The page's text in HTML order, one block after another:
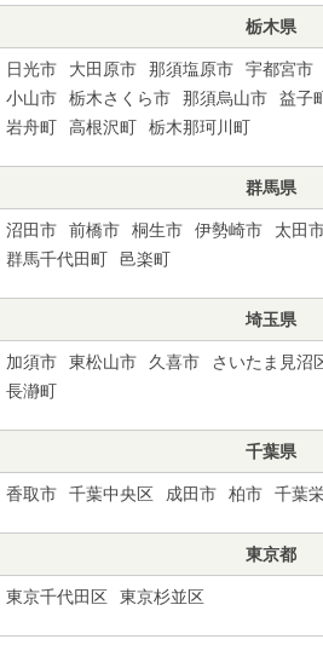
栃木県
日光市 大田原市 那須塩原市 宇都宮市
小山市
栃木さくら市 那須烏山市 益子
岩舟町
高根沢町 栃木那珂川町
群馬県
沼田市 前橋市 桐生市 伊勢崎市 太田
群馬千代田町
邑楽町
埼玉県
加須市 東松山市 久喜市 さいたま見沼
長瀞町
千葉県
香取市 千葉中央区 成田市 柏市 千葉
東京都
東京千代田区 東京杉並区